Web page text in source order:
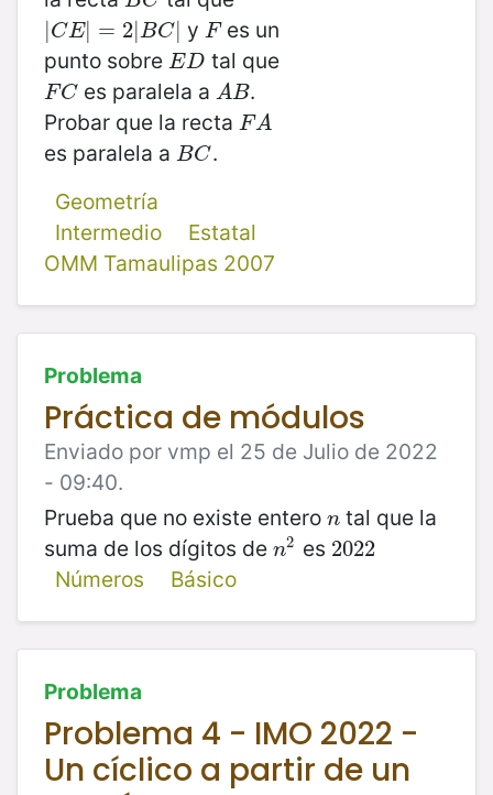
CE| = 2| BC|
CE|= 2| BC| y F
Fes un
punto sobre ED
ED tal que
FC
FC es paralela a A B
AB .
Probar que la recta FA
FA
es paralela a BC
BC .
Geometría
Intermedio
Estatal
OMM Tamaulipas 2007
Problema
Práctica de módulos
Enviado por vmp el 25 de Julio de 2022
- 09:40.
Prueba que no existe entero n
n tal que la
suma de los dígitos de n2
n2 es 2022
2022
Números
Básico
Problema
Problema 4 - IMO 2022 -
Un cíclico a partir de un